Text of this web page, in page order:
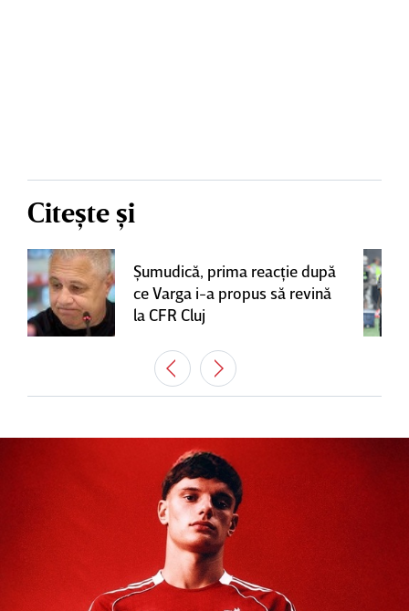
Citește și
Şumudică, prima reacţie după
ce Varga i-a propus să revină
la CFR Cluj